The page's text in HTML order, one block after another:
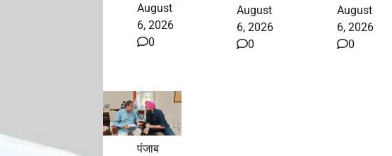
August
6, 2026
0
August
6, 2026
0
August
6, 2026
0
पंजाब